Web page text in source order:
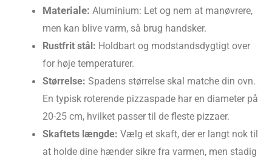
Materiale:Aluminium: Let og nem at manøvrere,
men kan blive varm, så brug handsker.
Rustfrit stål: Holdbart og modstandsdygtigt over
for høje temperaturer.
Størrelse:Spadens størrelse skal matche din ovn.
En typisk roterende pizzaspade har en diameter på
20-25 cm, hvilket passer til de fleste pizzaer.
Skaftets længde:Vælg et skaft, der er langt nok til
at holde dine hænder sikre fra varmen, men stadig